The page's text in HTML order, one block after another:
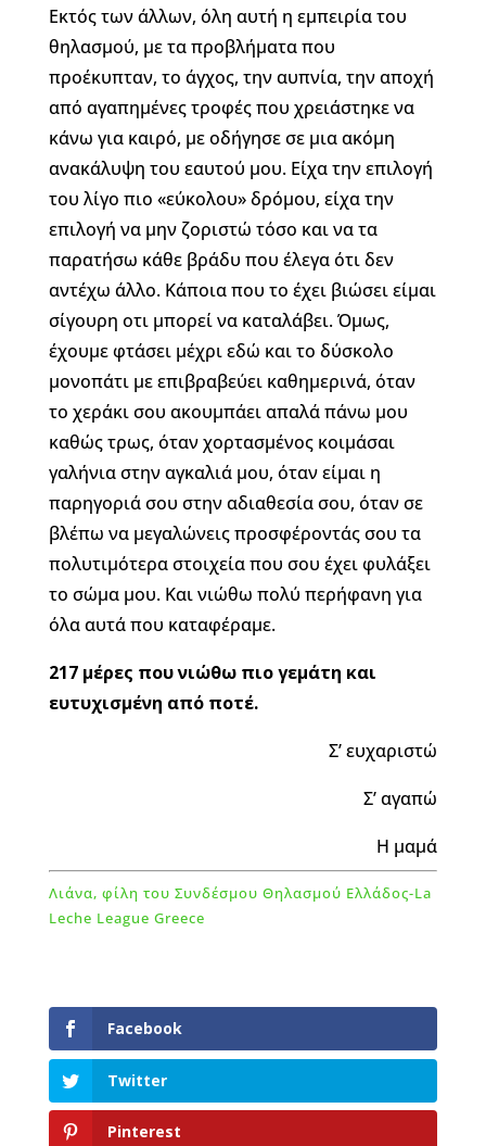
Εκτός των άλλων, όλη αυτή η εμπειρία του
θηλασμού, με τα προβλήματα που
προέκυπταν, το άγχος, την αυπνία, την αποχή
από αγαπημένες τροφές που χρειάστηκε να
κάνω για καιρό, με οδήγησε σε μια ακόμη
ανακάλυψη του εαυτού μου. Είχα την επιλογή
του λίγο πιο «εύκολου» δρόμου, είχα την
επιλογή να μην ζοριστώ τόσο και να τα
παρατήσω κάθε βράδυ που έλεγα ότι δεν
αντέχω άλλο. Κάποια που το έχει βιώσει είμαι
σίγουρη οτι μπορεί να καταλάβει. Όμως,
έχουμε φτάσει μέχρι εδώ και το δύσκολο
μονοπάτι με επιβραβεύει καθημερινά, όταν
το χεράκι σου ακουμπάει απαλά πάνω μου
καθώς τρως, όταν χορτασμένος κοιμάσαι
γαλήνια στην αγκαλιά μου, όταν είμαι η
παρηγοριά σου στην αδιαθεσία σου, όταν σε
βλέπω να μεγαλώνεις προσφέροντάς σου τα
πολυτιμότερα στοιχεία που σου έχει φυλάξει
το σώμα μου. Και νιώθω πολύ περήφανη για
όλα αυτά που καταφέραμε.
217 μέρες που νιώθω πιο γεμάτη και
ευτυχισμένη από ποτέ.
Σ’ ευχαριστώ
Σ’ αγαπώ
Η μαμά
Λιάνα, φίλη του Συνδέσμου Θηλασμού Ελλάδος-La
Leche League Greece
Facebook
Twitter
Pinterest